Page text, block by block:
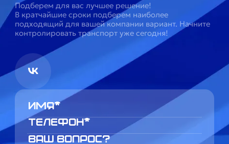
Подберем для вас лучшее решение!
В кратчайшие сроки подберем наиболее
подходящий для вашей компании вариант. Начните
контролировать транспорт уже сегодня!